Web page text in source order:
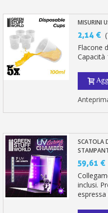
MISURINI
2,14 €
Flacone
Capacità
SCATOLA
59,61 €
inclusi.